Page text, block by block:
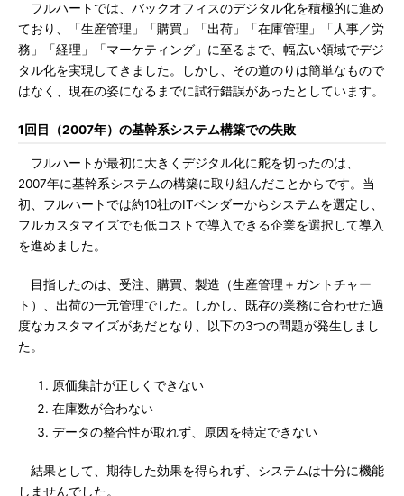
フルハートでは、バックオフィスのデジタル化を積極的に進め
ており、「生産管理」「購買」「出荷」「在庫管理」「人事／労
務」「経理」「マーケティング」に至るまで、幅広い領域でデジ
タル化を実現してきました。しかし、その道のりは簡単なもので
はなく、現在の姿になるまでに試行錯誤があったとしています。
1回目（2007年）の基幹系システム構築での失敗
フルハートが最初に大きくデジタル化に舵を切ったのは、
2007年に基幹系システムの構築に取り組んだことからです。当
初、フルハートでは約10社のITベンダーからシステムを選定し、
フルカスタマイズでも低コストで導入できる企業を選択して導入
を進めました。
目指したのは、受注、購買、製造（生産管理＋ガントチャー
ト）、出荷の一元管理でした。しかし、既存の業務に合わせた過
度なカスタマイズがあだとなり、以下の3つの問題が発生しまし
た。
原価集計が正しくできない
在庫数が合わない
データの整合性が取れず、原因を特定できない
結果として、期待した効果を得られず、システムは十分に機能
しませんでした。